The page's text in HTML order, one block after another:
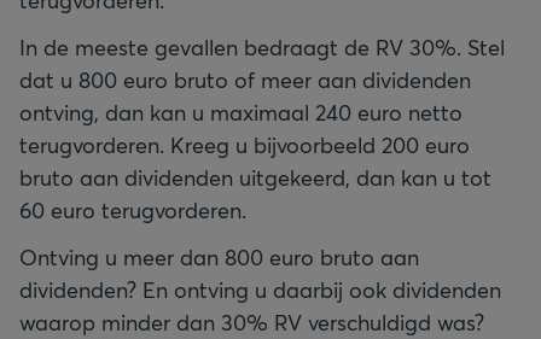
In de meeste gevallen bedraagt de RV 30%. Stel
dat u 800 euro bruto of meer aan dividenden
ontving, dan kan u maximaal 240 euro netto
terugvorderen. Kreeg u bijvoorbeeld 200 euro
bruto aan dividenden uitgekeerd, dan kan u tot
60 euro terugvorderen.
Ontving u meer dan 800 euro bruto aan
dividenden? En ontving u daarbij ook dividenden
waarop minder dan 30% RV verschuldigd was?